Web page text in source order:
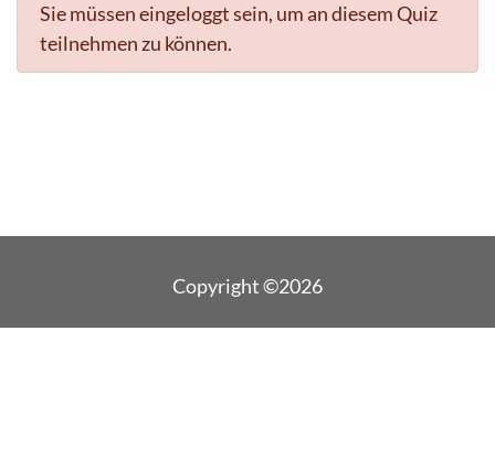
Sie müssen eingeloggt sein, um an diesem Quiz
teilnehmen zu können.
Copyright ©2026